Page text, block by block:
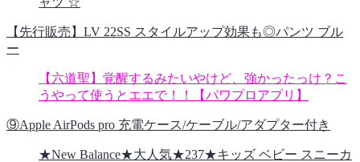
【先行販売】LV 22SS スタイルアップ効果も◎パンツ ブル
ー
【六道聖】覚醒するみたいやけど、強かったっけ？こ
うやって使うとエエで！！【パワプロアプリ】
⑨Apple AirPods pro 充電ケース/ケーブル/アダプター付き
★New Balance★大人気★237★キッズ ベビー スニーカ